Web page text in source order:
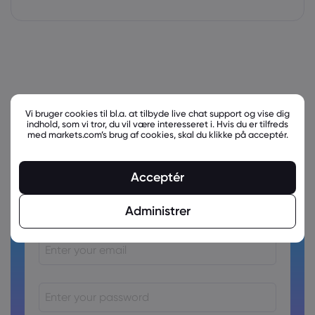
Ready to trade?
Create an account!
Vi bruger cookies til bl.a. at tilbyde live chat support og vise dig
indhold, som vi tror, du vil være interesseret i. Hvis du er tilfreds
med markets.com’s brug af cookies, skal du klikke på acceptér.
Acceptér
Administrer